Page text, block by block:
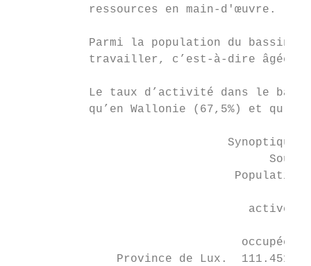
           ressources en main-d'œuvre.
Parmi la population du bassin
travailler, c’est-à-dire âgées
Le taux d’activité dans le
qu’en Wallonie (67,5%) et qu’en
Synoptique
active
occupée
Province de Lux.  111.451